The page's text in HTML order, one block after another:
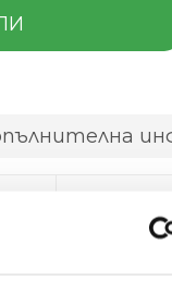
Floral